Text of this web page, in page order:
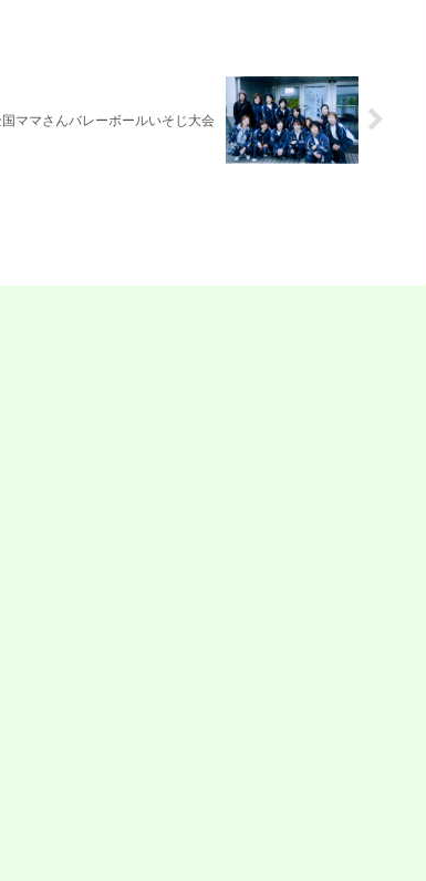
ママさんバレーボールいそじ大会